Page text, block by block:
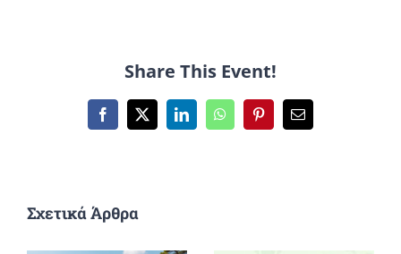
Share This Event!
Facebook
X LinkedInWhatsAppPinterestEmail
Σχετικά Άρθρα